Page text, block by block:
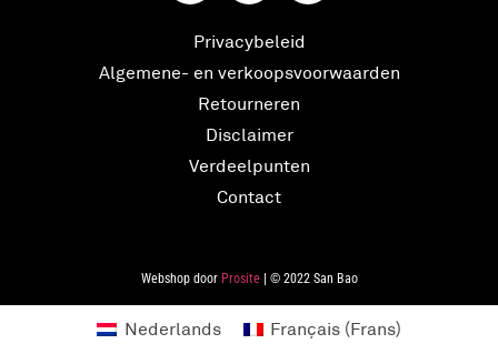
Privacybeleid
Algemene- en verkoopsvoorwaarden
Retourneren
Disclaimer
Verdeelpunten
Contact
Webshop door Prosite| © 2022 San Bao
Nederlands Français(Frans)